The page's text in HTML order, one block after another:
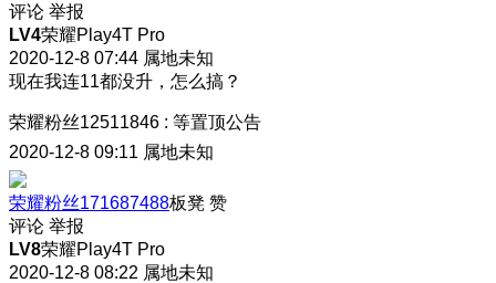
评论 举报
LV4荣耀Play4T Pro
2020-12-8 07:44 属地未知
现在我连11都没升，怎么搞？
荣耀粉丝12511846 : 等置顶公告
2020-12-8 09:11 属地未知
荣耀粉丝171687488板凳 赞
评论 举报
LV8荣耀Play4T Pro
2020-12-8 08:22 属地未知